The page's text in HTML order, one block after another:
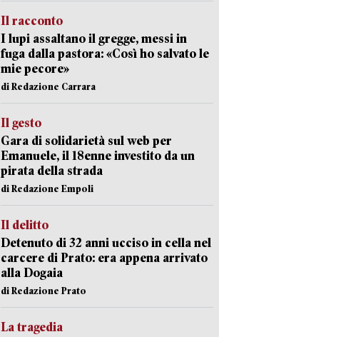
Il racconto
I lupi assaltano il gregge, messi in
fuga dalla pastora: «Così ho salvato le
mie pecore»
di Redazione Carrara
Il gesto
Gara di solidarietà sul web per
Emanuele, il 18enne investito da un
pirata della strada
di Redazione Empoli
Il delitto
Detenuto di 32 anni ucciso in cella nel
carcere di Prato: era appena arrivato
alla Dogaia
di Redazione Prato
La tragedia